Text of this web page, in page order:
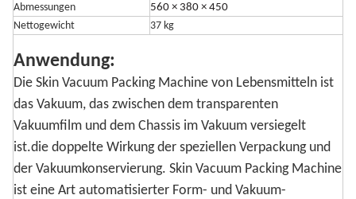
Abmessungen
560 × 380 × 450
Nettogewicht
37 kg
Anwendung:
Die Skin Vacuum Packing Machine von Lebensmitteln ist
das Vakuum, das zwischen dem transparenten
Vakuumfilm und dem Chassis im Vakuum versiegelt
ist.die doppelte Wirkung der speziellen Verpackung und
der Vakuumkonservierung. Skin Vacuum Packing Machine
ist eine Art automatisierter Form- und Vakuum-